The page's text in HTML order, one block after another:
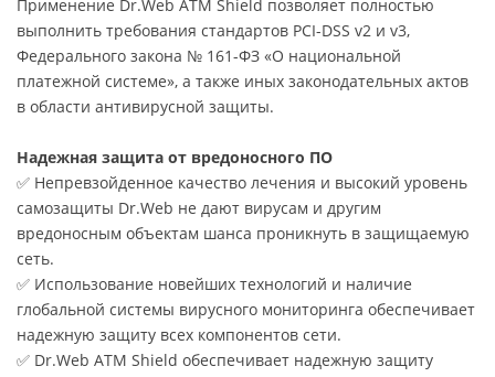
Применение Dr.Web ATM Shield позволяет полностью
выполнить требования стандартов PCI-DSS v2 и v3,
Федерального закона № 161-ФЗ «О национальной
платежной системе», а также иных законодательных актов
в области антивирусной защиты.
Надежная защита от вредоносного ПО
✅ Непревзойденное качество лечения и высокий уровень
самозащиты Dr.Web не дают вирусам и другим
вредоносным объектам шанса проникнуть в защищаемую
сеть.
✅ Использование новейших технологий и наличие
глобальной системы вирусного мониторинга обеспечивает
надежную защиту всех компонентов сети.
✅ Dr.Web ATM Shield обеспечивает надежную защиту